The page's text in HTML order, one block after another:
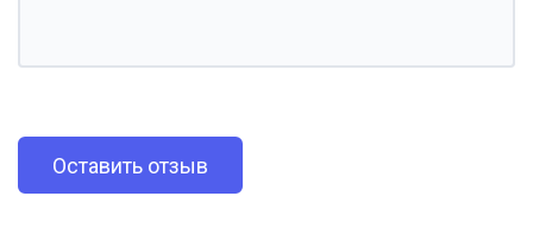
Оставить отзыв